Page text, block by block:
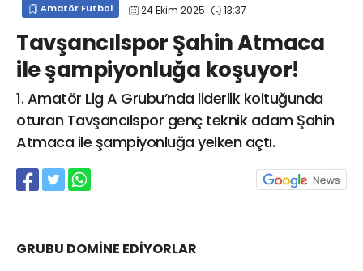
Amatör Futbol 24 Ekim 2025 13:37
Tavşancılspor Şahin Atmaca
ile şampiyonluğa koşuyor!
1. Amatör Lig A Grubu’nda liderlik koltuğunda
oturan Tavşancılspor genç teknik adam Şahin
Atmaca ile şampiyonluğa yelken açtı.
GRUBU DOMİNE EDİYORLAR
info@spor41.com